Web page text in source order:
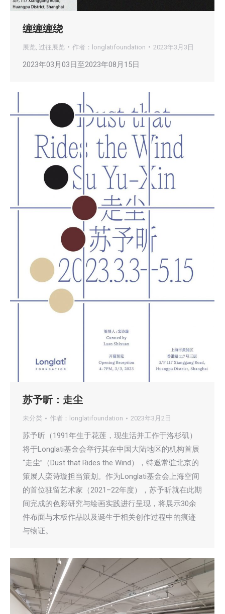
缠缠缠绕
展览 过往展览 作者： longlatifoundation 2023年3月3日
2023年03月03日至2023年08月15日
苏予昕：走尘
未分类 作者： longlatifoundation 2023年3月2日
苏予昕（1991年生于花莲，现生活并工作于洛杉矶）
将于Longlati基金会举行其在中国大陆地区的机构首展
“走尘”（Dust that Rides the Wind），特邀常驻北京的
策展人栾诗璇担当策划。作为Longlati基金会上海空间
的首位驻留艺术家（2021–22年度），苏予昕就在此期
间完成的色彩研究与绘画实践进行呈现，将展示30余
件布面与木板作品以及诞生于相关创作过程中的痕迹
与物证。